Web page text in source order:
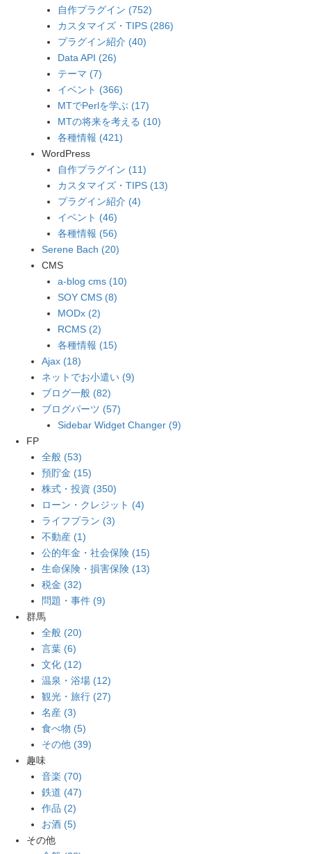
自作プラグイン (752)
カスタマイズ・TIPS (286)
プラグイン紹介 (40)
Data API (26)
テーマ (7)
イベント (366)
MTでPerlを学ぶ (17)
MTの将来を考える (10)
各種情報 (421)
WordPress
自作プラグイン (11)
カスタマイズ・TIPS (13)
プラグイン紹介 (4)
イベント (46)
各種情報 (56)
Serene Bach (20)
CMS
a-blog cms (10)
SOY CMS (8)
MODx (2)
RCMS (2)
各種情報 (15)
Ajax (18)
ネットでお小遣い (9)
ブログ一般 (82)
ブログパーツ (57)
Sidebar Widget Changer (9)
FP
全般 (53)
預貯金 (15)
株式・投資 (350)
ローン・クレジット (4)
ライフプラン (3)
不動産 (1)
公的年金・社会保険 (15)
生命保険・損害保険 (13)
税金 (32)
問題・事件 (9)
群馬
全般 (20)
言葉 (6)
文化 (12)
温泉・浴場 (12)
観光・旅行 (27)
名産 (3)
食べ物 (5)
その他 (39)
趣味
音楽 (70)
鉄道 (47)
作品 (2)
お酒 (5)
その他